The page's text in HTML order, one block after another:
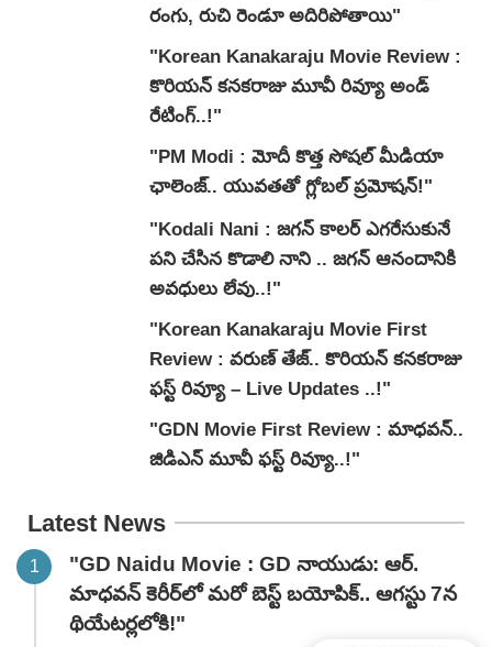
రంగు, రుచి రెండూ అదిరిపోతాయి"
"Korean Kanakaraju Movie Review :
కొరియన్ కనకరాజు మూవీ రివ్యూ అండ్
రేటింగ్‌..!"
"PM Modi : మోదీ కొత్త సోషల్ మీడియా
ఛాలెంజ్.. యువతతో గ్లోబల్ ప్రమోషన్!"
"Kodali Nani : జగన్ కాలర్ ఎగరేసుకునే
పని చేసిన కొడాలి నాని .. జగన్ ఆనందానికి
అవధులు లేవు..!"
"Korean Kanakaraju Movie First
Review : వరుణ్ తేజ్.. కొరియన్ కనకరాజు
ఫస్ట్ రివ్యూ – Live Updates ..!"
"GDN Movie First Review : మాధవన్..
జిడిఎన్ మూవీ ఫ‌స్ట్ రివ్యూ..!"
Latest News
"GD Naidu Movie : GD నాయుడు: ఆర్.
మాధవన్‌ కెరీర్‌లో మరో బెస్ట్ బయోపిక్.. ఆగస్టు 7న
థియేటర్లలోకి!"